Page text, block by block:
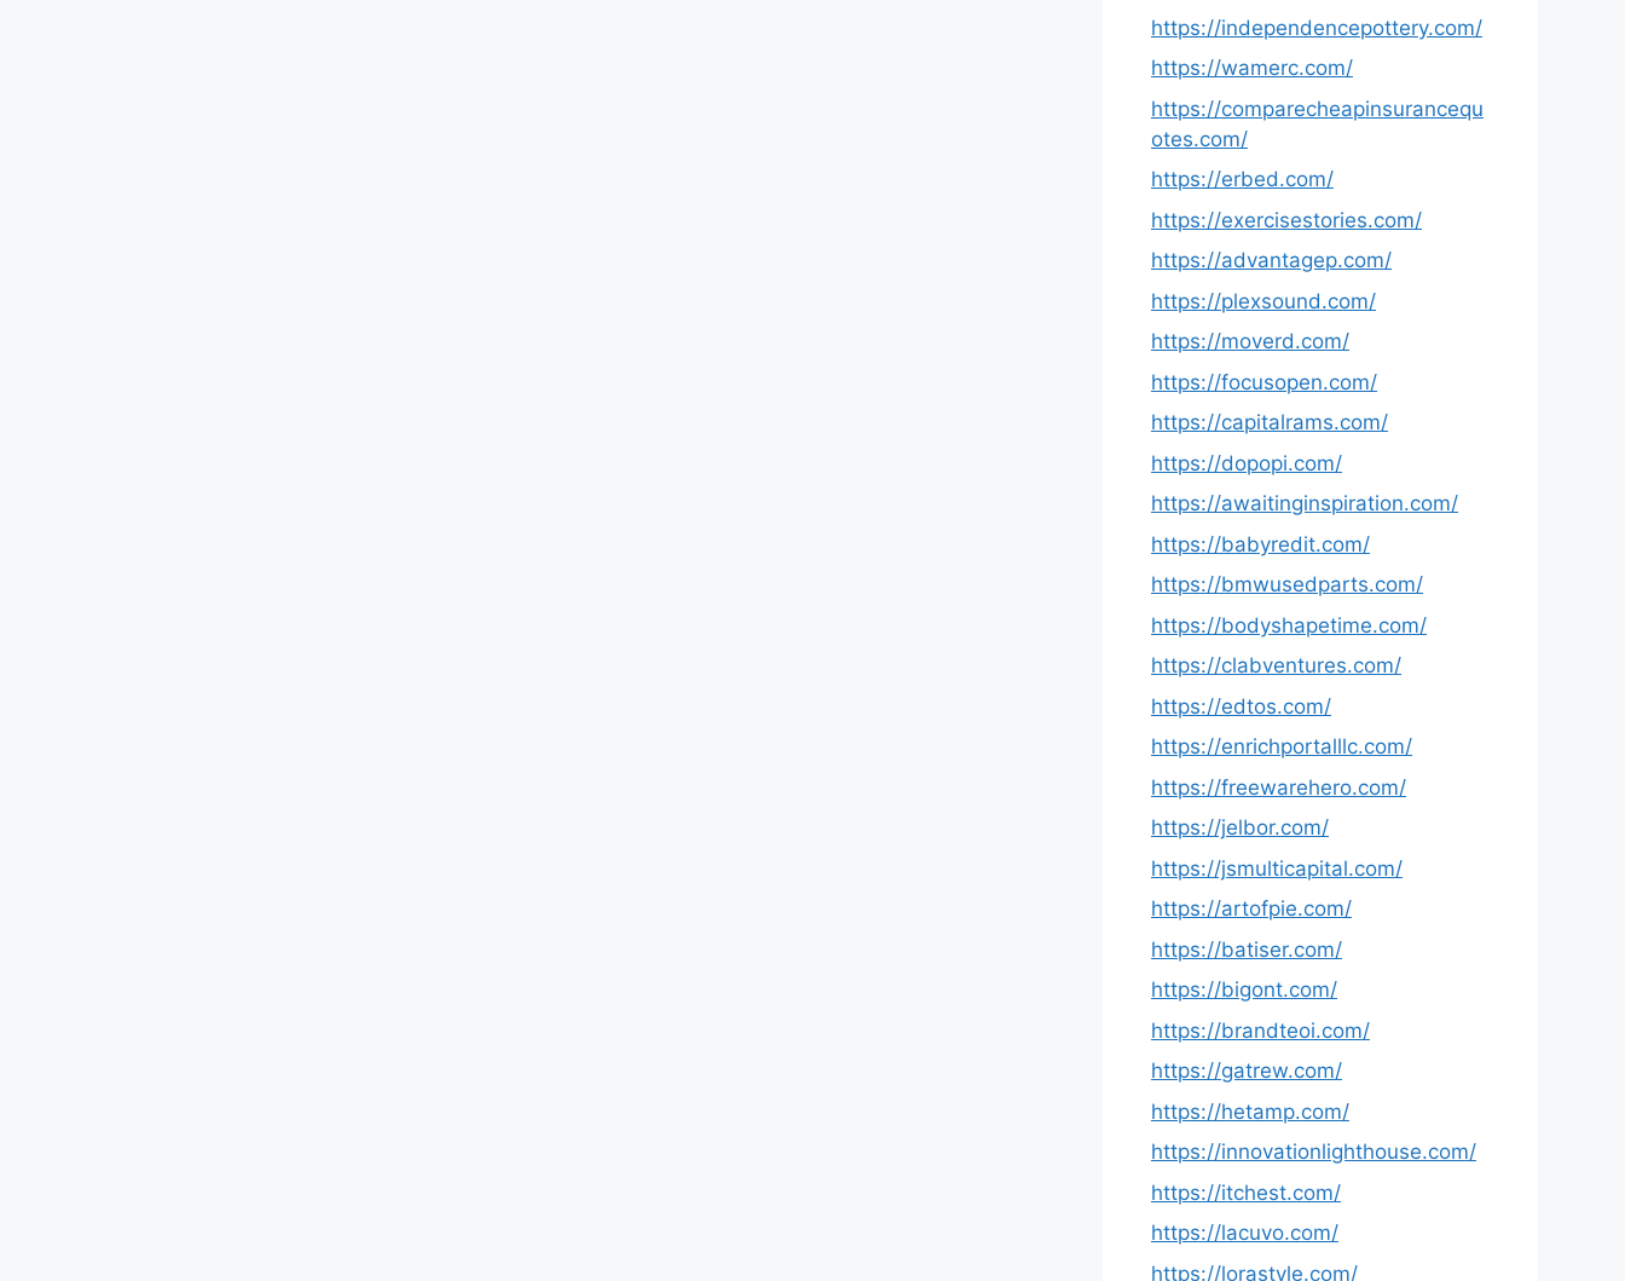
https://independencepottery.com/
https://wamerc.com/
https://comparecheapinsurancequ
otes.com/
https://erbed.com/
https://exercisestories.com/
https://advantagep.com/
https://plexsound.com/
https://moverd.com/
https://focusopen.com/
https://capitalrams.com/
https://dopopi.com/
https://awaitinginspiration.com/
https://babyredit.com/
https://bmwusedparts.com/
https://bodyshapetime.com/
https://clabventures.com/
https://edtos.com/
https://enrichportalllc.com/
https://freewarehero.com/
https://jelbor.com/
https://jsmulticapital.com/
https://artofpie.com/
https://batiser.com/
https://bigont.com/
https://brandteoi.com/
https://gatrew.com/
https://hetamp.com/
https://innovationlighthouse.com/
https://itchest.com/
https://lacuvo.com/
https://lorastyle.com/